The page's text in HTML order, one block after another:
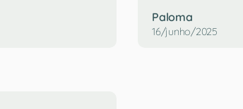
Paloma
16/junho/2025